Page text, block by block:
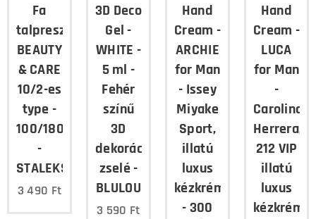
Fa
talpreszelő
BEAUTY
& CARE
10/2-es
type -
100/180
-
STALEKS
3 490 Ft
3D Deco
Gel -
WHITE -
5 ml -
Fehér
színű
3D
dekorációs
zselé -
BLULOU
3 590 Ft
Hand
Cream -
ARCHIE
for Man
- Issey
Miyake
Sport,
illatú
luxus
kézkrém
- 300
Hand
Cream -
LUCA
for Man
-
Carolina
Herrera,
212 VIP
illatú
luxus
kézkrém